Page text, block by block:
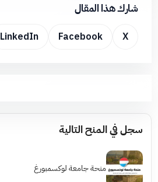
شارك هذا المقال
X
Facebook
LinkedIn
سجل في المنح التالية
منحة جامعة لوكسمبورغ